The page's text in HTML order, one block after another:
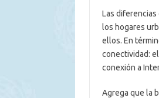
Las
los hogares
ellos. En
conectividad:
conexión a
Agrega que la